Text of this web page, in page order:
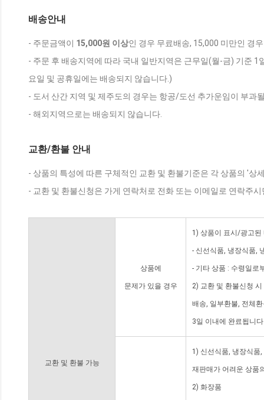
배송안내
- 주문금액이 15,000원 이상인 경우 무료배송, 15,000 미만인 경
- 주문 후 배송지역에 따라 국내 일반지역은 근무일(월-금) 기준
요일 및 공휴일에는 배송되지 않습니다.)
- 도서 산간 지역 및 제주도의 경우는 항공/도선 추가운임이 부과
- 해외지역으로는 배송되지 않습니다.
교환/환불 안내
- 상품의 특성에 따른 구체적인 교환 및 환불기준은 각 상품의 '상
- 교환 및 환불신청은 가게 연락처로 전화 또는 이메일로 연락주
교환 및 환불 가능
상품에
문제가 있을 경우
1) 상품이 표시/광고된
- 신선식품, 냉장식품,
- 기타 상품 : 수령일로
2) 교환 및 환불신청
배송, 일부환불, 전체
3일 이내에 완료됩니
1) 신선식품, 냉장식품
재판매가 어려운 상품
2) 화장품